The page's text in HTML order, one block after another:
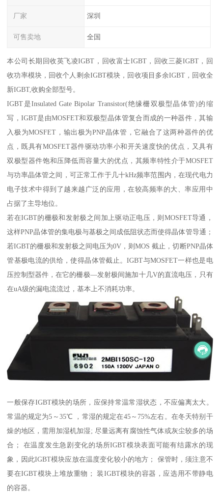
厂家 深圳
可售卖地 全国
本公司长期回收英飞凌IGBT，回收富士IGBT，回收三菱IGBT，回
收功率模块，回收个人剩余IGBT模块，回收项目多余IGBT，回收全
新IGBT,收购全部型号。
IGBT是Insulated Gate Bipolar Transistor(绝缘栅双极型晶体管)的缩
写，IGBT是由MOSFET和双极型晶体管复合而成的一种器件，其输
入极为MOSFET，输出极为PNP晶体管，它融合了这两种器件的优
点，既具有MOSFET器件驱动功率小和开关速度快的优点，又具有
双极型器件饱和压降低而容量大的优点，其频率特性介于MOSFET
与功率晶体管之间，可正常工作于几十kHz频率范围内，在现代电力
电子技术中得到了越来越广泛的应用，在较高频率的大、率应用中
占据了主导地位。
若在IGBT的栅极和发射极之间加上驱动正电压，则MOSFET导通，
这样PNP晶体管的集电极与基极之间成低阻状态而使得晶体管导通；
若IGBT的栅极和发射极之间电压为0V，则MOS 截止，切断PNP晶体
管基极电流的供给，使得晶体管截止。IGBT与MOSFET一样也是电
压控制型器件，在它的栅极—发射极间施加十几V的直流电压，只有
在uA级的漏电流流过，基本上不消耗功率。
一般保存IGBT模块的场所，应保持常温常湿状态，不应偏离太大。
常温的规定为5～35℃ ，常湿的规定在45～75%左右。在冬天特别干
燥的地区，需用加湿机加湿; 尽量远离有腐蚀性气体或灰尘较多的场
合； 在温度发生急剧变化的场所IGBT模块表面可能有结露水的现
象，因此IGBT模块应放在温度变化较小的地方； 保管时，须注意不
要在IGBT模块上堆放重物； 装IGBT模块的容器，应选用不带静电
的容器。